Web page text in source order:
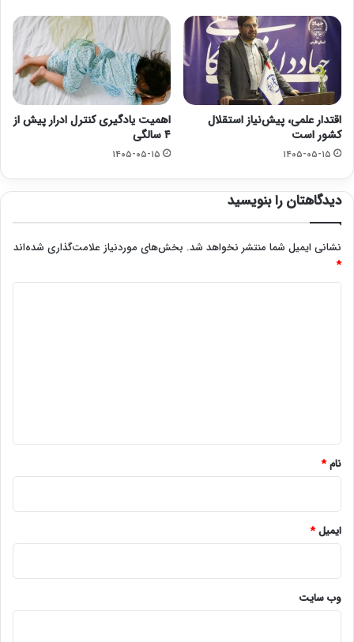
اقتدار علمی، پیش‌نیاز استقلال
کشور است
۱۴۰۵-۰۵-۱۵
اهمیت یادگیری کنترل ادرار پیش از
۴ سالگی
۱۴۰۵-۰۵-۱۵
دیدگاهتان را بنویسید
نشانی ایمیل شما منتشر نخواهد شد. بخش‌های موردنیاز علامت‌گذاری شده‌اند
*
نام*
ایمیل*
وب‌ سایت